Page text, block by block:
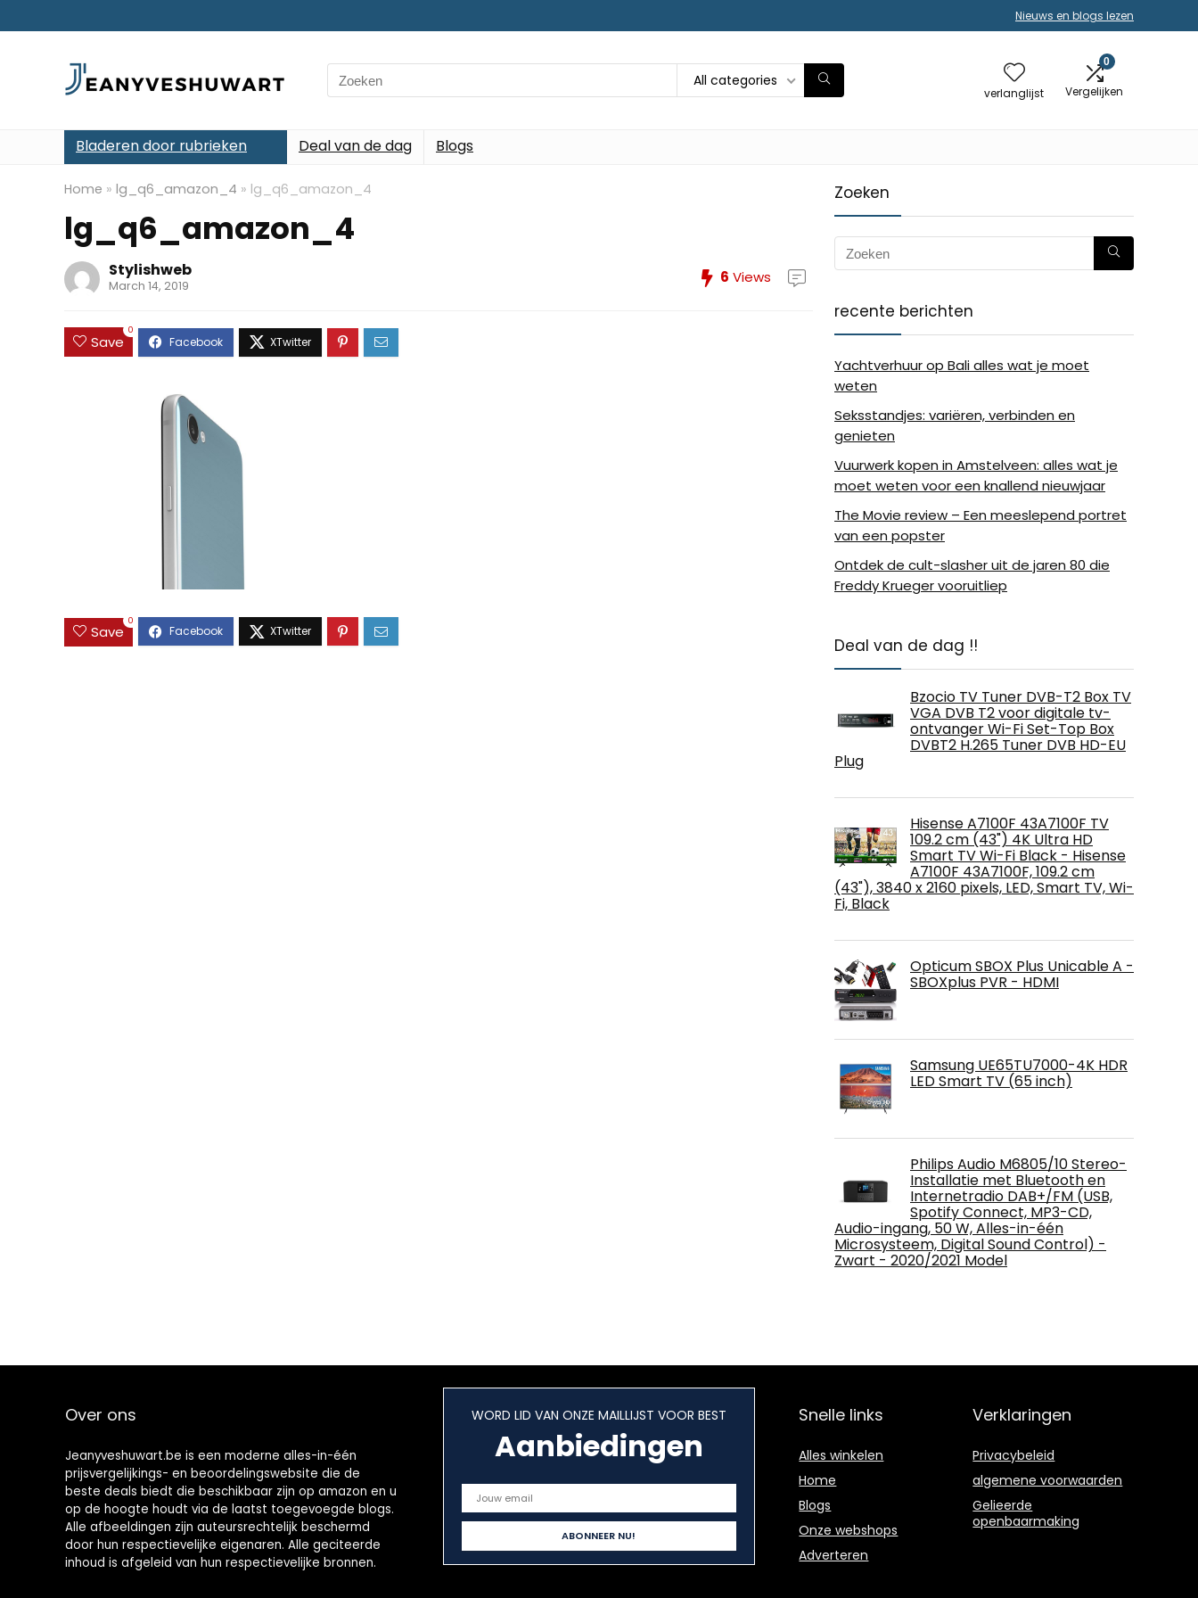
Nieuws en blogs lezen
Search
for:
All categories
verlanglijst
0
Vergelijken
Bladeren door rubrieken Deal van de dag Blogs
Home » lg_q6_amazon_4 » lg_q6_amazon_4
lg_q6_amazon_4
Stylishweb
March 14, 2019 6 Views
Save
0
Save
0
Zoeken
recente berichten
Yachtverhuur op Bali alles wat je moet
weten
Seksstandjes: variëren, verbinden en
genieten
Vuurwerk kopen in Amstelveen: alles wat je
moet weten voor een knallend nieuwjaar
The Movie review – Een meeslepend portret
van een popster
Ontdek de cult-slasher uit de jaren 80 die
Freddy Krueger vooruitliep
Deal van de dag !!
Bzocio TV Tuner DVB-T2 Box TV
VGA DVB T2 voor digitale tv-
ontvanger Wi-Fi Set-Top Box
DVBT2 H.265 Tuner DVB HD-EU
Plug
Hisense A7100F 43A7100F TV
109.2 cm (43") 4K Ultra HD
Smart TV Wi-Fi Black - Hisense
A7100F 43A7100F, 109.2 cm
(43"), 3840 x 2160 pixels, LED, Smart TV, Wi-
Fi, Black
Opticum SBOX Plus Unicable A -
SBOXplus PVR - HDMI
Samsung UE65TU7000-4K HDR
LED Smart TV (65 inch)
Philips Audio M6805/10 Stereo-
Installatie met Bluetooth en
Internetradio DAB+/FM (USB,
Spotify Connect, MP3-CD,
Audio-ingang, 50 W, Alles-in-één
Microsysteem, Digital Sound Control) -
Zwart - 2020/2021 Model
Over ons
Jeanyveshuwart.be is een moderne alles-in-één
prijsvergelijkings- en beoordelingswebsite die de
beste deals biedt die beschikbaar zijn op amazon en u
op de hoogte houdt via de laatst toegevoegde blogs.
Alle afbeeldingen zijn auteursrechtelijk beschermd
door hun respectievelijke eigenaren. Alle geciteerde
inhoud is afgeleid van hun respectievelijke bronnen.
WORD LID VAN ONZE MAILLIJST VOOR BEST
Aanbiedingen
Snelle links
Alles winkelen
Home
Blogs
Onze webshops
Adverteren
Verklaringen
Privacybeleid
algemene voorwaarden
Gelieerde
openbaarmaking